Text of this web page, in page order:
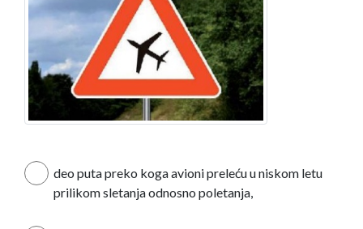
deo puta preko koga avioni preleću u niskom letu
prilikom sletanja odnosno poletanja,